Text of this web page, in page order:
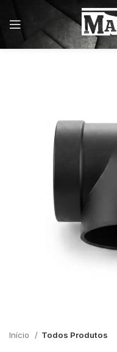
Início Todos Produtos